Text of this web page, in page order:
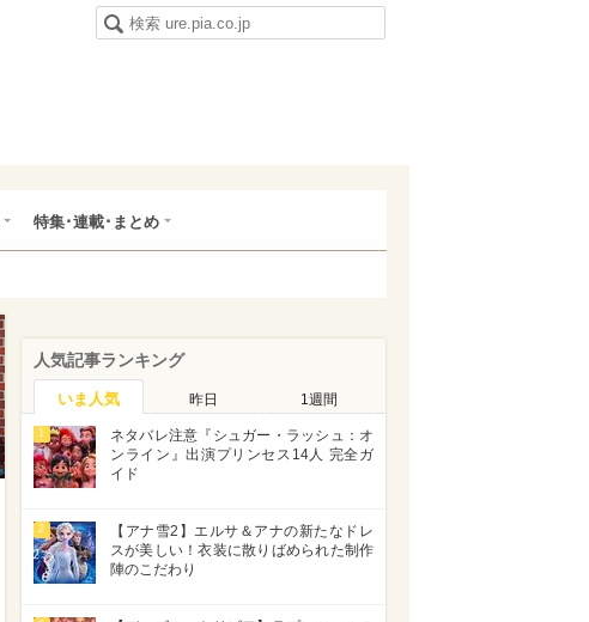
特集･連載･まとめ
人気記事ランキング
いま人気 昨日 1週間
1
ネタバレ注意『シュガー・ラッシュ：オ
ンライン』出演プリンセス14人 完全ガ
イド
2
【アナ雪2】エルサ＆アナの新たなドレ
スが美しい！衣装に散りばめられた制作
陣のこだわり